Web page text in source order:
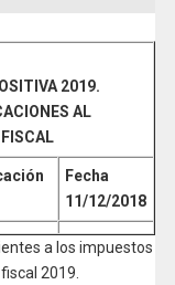
2019.
AL
Fecha
11/12/2018
a los impuestos
2019.